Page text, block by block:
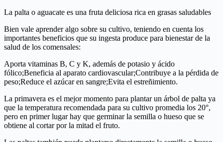
La palta o aguacate es una fruta deliciosa rica en grasas saludables
Bien vale aprender algo sobre su cultivo, teniendo en cuenta los
importantes beneficios que su ingesta produce para bienestar de la
salud de los comensales:
Aporta vitaminas B, C y K, además de potasio y ácido
fólico;Beneficia al aparato cardiovascular;Contribuye a la pérdida de
peso;Reduce el azúcar en sangre;Evita el estreñimiento.
La primavera es el mejor momento para plantar un árbol de palta ya
que la temperatura recomendada para su cultivo promedia los 20°,
pero en primer lugar hay que germinar la semilla o hueso que se
obtiene al cortar por la mitad el fruto.